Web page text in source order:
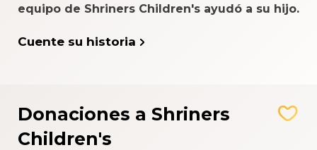
equipo de Shriners Children's ayudó a su hijo.
Cuente su historia
Donaciones a Shriners
Children's